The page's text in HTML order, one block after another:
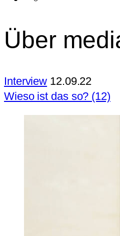
Über
Interview 12.09.22
Wieso ist das so? (12)